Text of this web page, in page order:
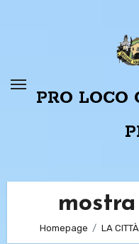
PRO LOCO
Homepage LA